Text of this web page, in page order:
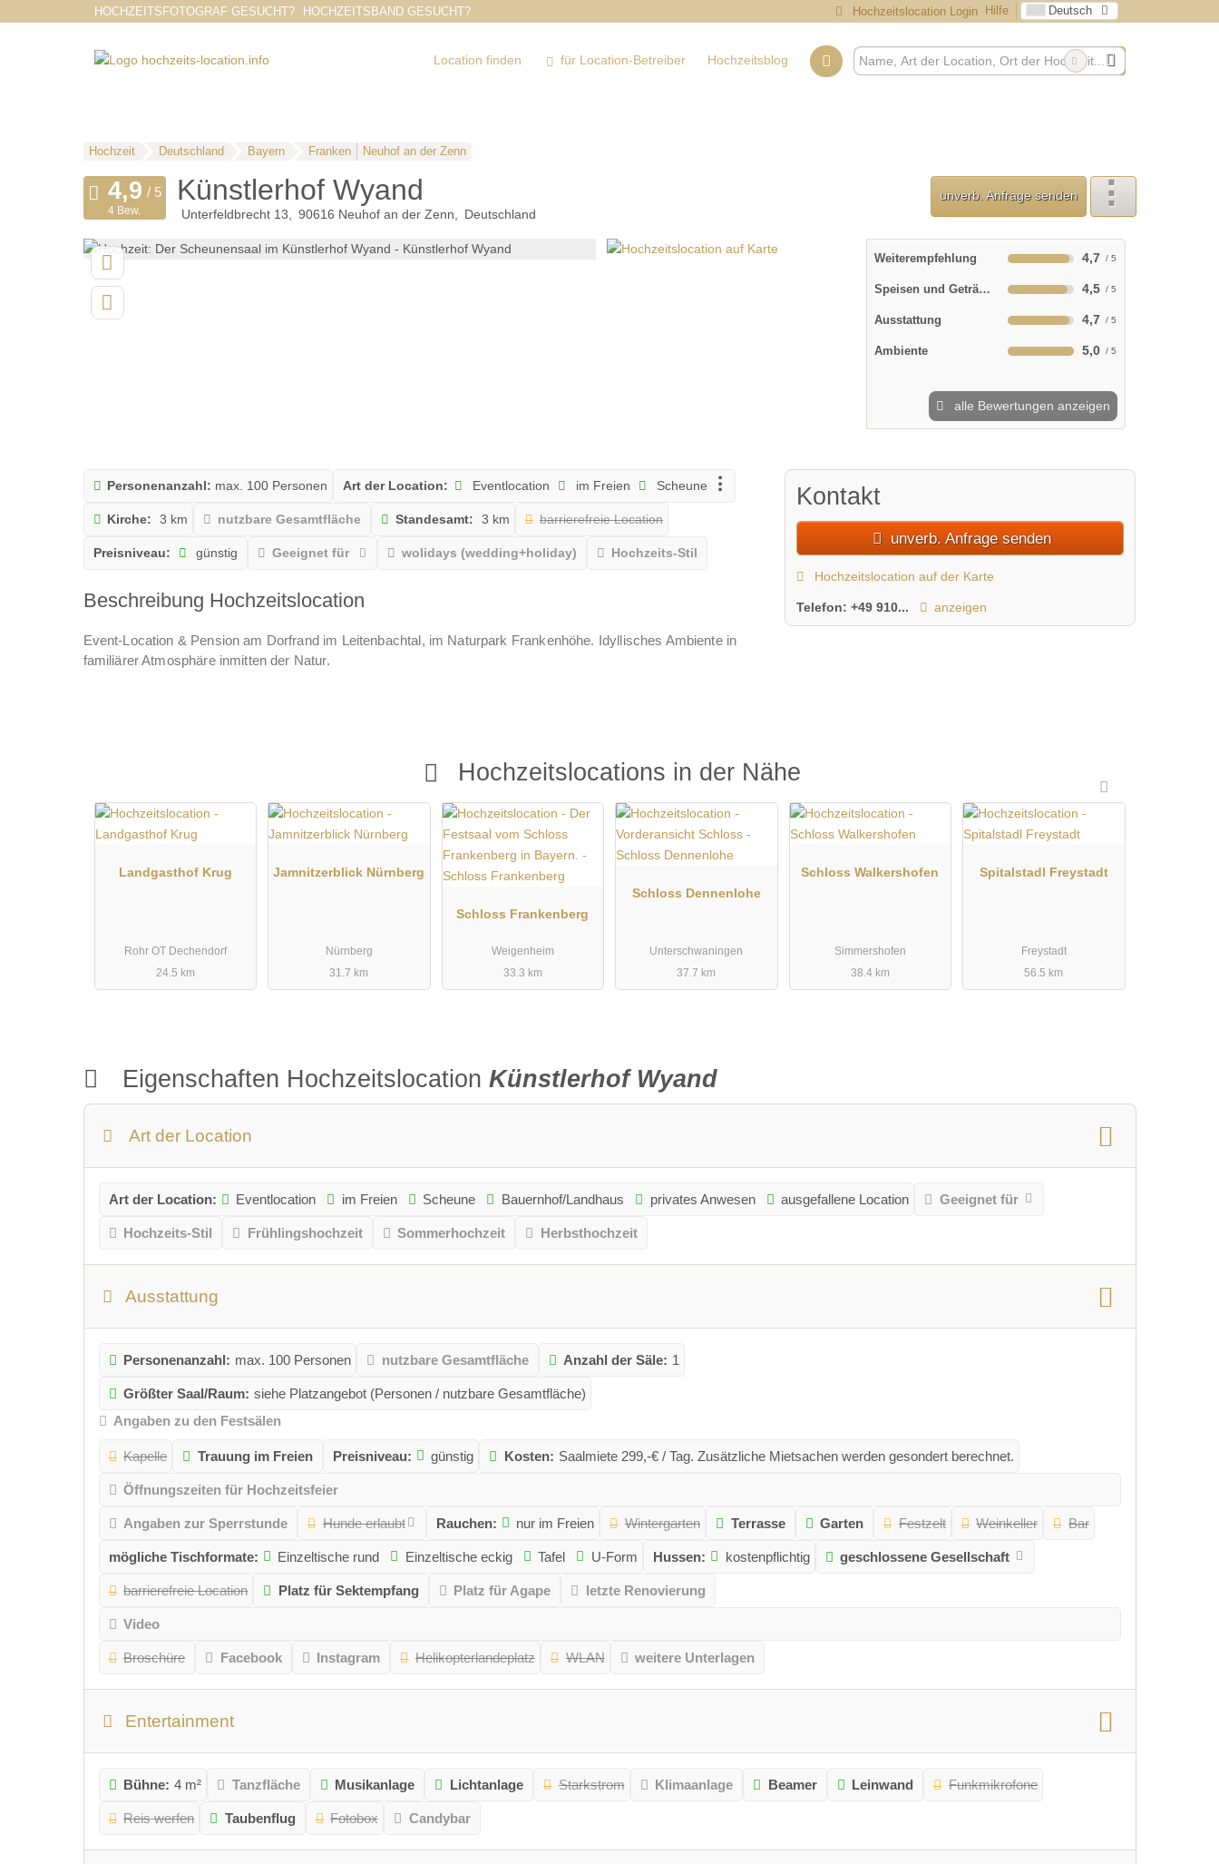
HOCHZEITSFOTOGRAF GESUCHT? HOCHZEITSBAND GESUCHT? Hochzeitslocation Login Hilfe Deutsch
Location finden für Location-Betreiber Hochzeitsblog
Hochzeit Deutschland Bayern Franken Neuhof an der Zenn
Künstlerhof Wyand
Unterfeldbrecht 13 90616 Neuhof an der Zenn Deutschland
unverb. Anfrage senden
4 Bew.
Weiterempfehlung 4,7
Speisen und Getränke 4,5
Ausstattung 4,7
Ambiente 5,0
alle Bewertungen anzeigen
Personenanzahl: max. 100 Personen Art der Location: Eventlocation im Freien Scheune
Kirche: 3 km nutzbare Gesamtfläche Standesamt: 3 km barrierefreie Location
Preisniveau: günstig Geeignet für wolidays (wedding+holiday) Hochzeits-Stil
Beschreibung Hochzeitslocation
Event-Location & Pension am Dorfrand im Leitenbachtal, im Naturpark Frankenhöhe. Idyllisches Ambiente in
familiärer Atmosphäre inmitten der Natur.
Kontakt
unverb. Anfrage senden
Hochzeitslocation auf der Karte
Telefon:+49 910... anzeigen
Hochzeitslocations in der Nähe
Landgasthof Krug
Rohr OT Dechendorf
24.5 km
Jamnitzerblick Nürnberg
Nürnberg
31.7 km
Schloss Frankenberg
Weigenheim
33.3 km
Schloss Dennenlohe
Unterschwaningen
37.7 km
Schloss Walkershofen
Simmershofen
38.4 km
Spitalstadl Freystadt
Freystadt
56.5 km
Eigenschaften HochzeitslocationKünstlerhof Wyand
Art der Location
Art der Location: Eventlocation im Freien Scheune Bauernhof/Landhaus privates Anwesen ausgefallene Location Geeignet für
Hochzeits-Stil Frühlingshochzeit Sommerhochzeit Herbsthochzeit
Ausstattung
Personenanzahl: max. 100 Personen nutzbare Gesamtfläche Anzahl der Säle: 1
Größter Saal/Raum: siehe Platzangebot (Personen / nutzbare Gesamtfläche)
Angaben zu den Festsälen
Kapelle Trauung im Freien Preisniveau: günstig Kosten: Saalmiete 299,-€ / Tag. Zusätzliche Mietsachen werden gesondert berechnet.
Öffnungszeiten für Hochzeitsfeier
Angaben zur Sperrstunde Hunde erlaubt Rauchen: nur im Freien Wintergarten Terrasse Garten Festzelt Weinkeller Bar
mögliche Tischformate: Einzeltische rund Einzeltische eckig Tafel U-Form Hussen: kostenpflichtig geschlossene Gesellschaft
barrierefreie Location Platz für Sektempfang Platz für Agape letzte Renovierung
Video
Broschüre Facebook Instagram Helikopterlandeplatz WLAN weitere Unterlagen
Entertainment
Bühne: 4 m² Tanzfläche Musikanlage Lichtanlage Starkstrom Klimaanlage Beamer Leinwand Funkmikrofone
Reis werfen Taubenflug Fotobox Candybar